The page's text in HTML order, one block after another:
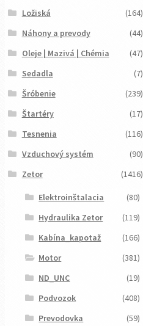
Ložiská
(164)
Náhony a prevody
(44)
Oleje | Mazivá | Chémia
(47)
Sedadla
(7)
Šróbenie
(239)
Štartéry
(17)
Tesnenia
(116)
Vzduchový systém
(90)
Zetor
(1416)
Elektroinštalacia
(80)
Hydraulika Zetor
(119)
Kabína_kapotaž
(166)
Motor
(381)
ND_UNC
(19)
Podvozok
(408)
Prevodovka
(59)